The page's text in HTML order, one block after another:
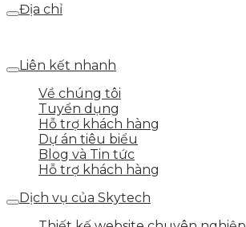
Địa chỉ
Liên kết nhanh
Về chúng tôi
Tuyển dụng
Hỗ trợ khách hàng
Dự án tiêu biểu
Blog và Tin tức
Hỗ trợ khách hàng
Dịch vụ của Skytech